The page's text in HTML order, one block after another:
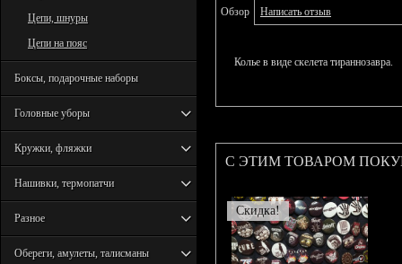
Цепи, шнуры
Цепи на пояс
Боксы, подарочные наборы
Головные уборы
Кружки, фляжки
Нашивки, термопатчи
Разное
Обереги, амулеты, талисманы
Обзор Написать отзыв
Колье в виде скелета тираннозавра.
С ЭТИМ ТОВАРОМ
Скидка!